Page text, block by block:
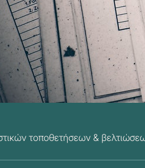
τοποθετήσεων &